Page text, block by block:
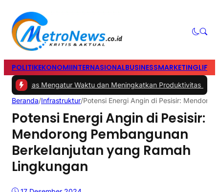
POLITIKEKONOMIINTERNASIONALBUSINESSMARKETING
Cerdas Mengatur Waktu dan Meningkatkan Produktivitas saat
Beranda/Infrastruktur/Potensi Energi Angin di Pesisir:
Potensi Energi Angin di Pesisir:
Mendorong Pembangunan
Berkelanjutan yang Ramah
Lingkungan